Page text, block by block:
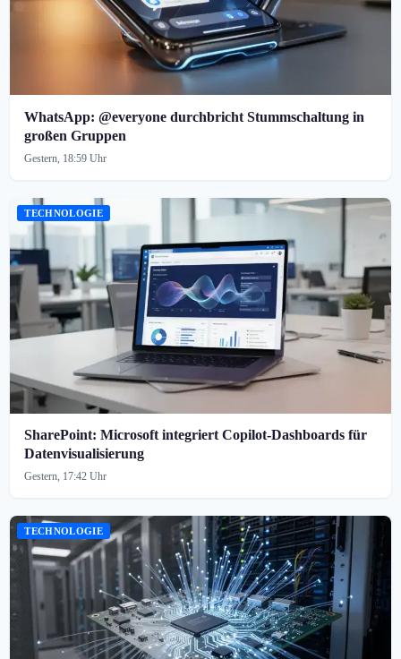
WhatsApp: @everyone durchbricht Stummschaltung in
großen Gruppen
Gestern, 18:59 Uhr
TECHNOLOGIE
SharePoint: Microsoft integriert Copilot-Dashboards für
Datenvisualisierung
Gestern, 17:42 Uhr
TECHNOLOGIE